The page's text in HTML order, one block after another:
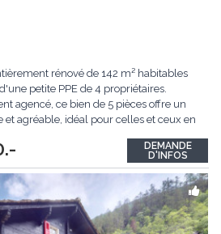
rénové de 142 m² habitables
petite PPE de 4 propriétaires.
agencé, ce bien de 5 pièces offre un
et agréable, idéal pour celles et ceux en
éclairé par la lumièreDEMANDE
D'INFOS